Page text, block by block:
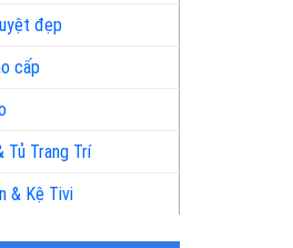
đẹp
cấp
Tủ Trang Trí
& Kệ Tivi